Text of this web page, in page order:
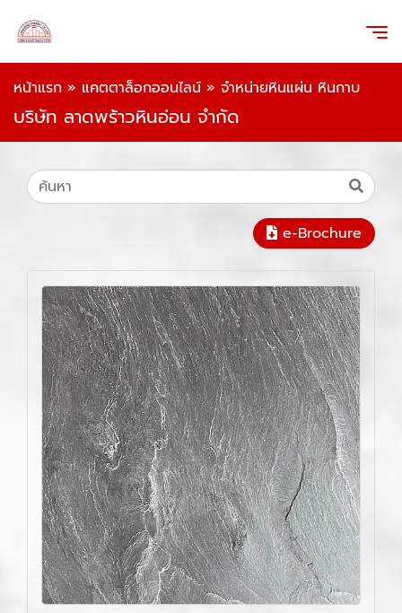
หน้าแรก » แคตตาล็อกออนไลน์ » จำหน่ายหินแผ่น หินกาบ
บริษัท ลาดพร้าวหินอ่อน จำกัด
e-Brochure